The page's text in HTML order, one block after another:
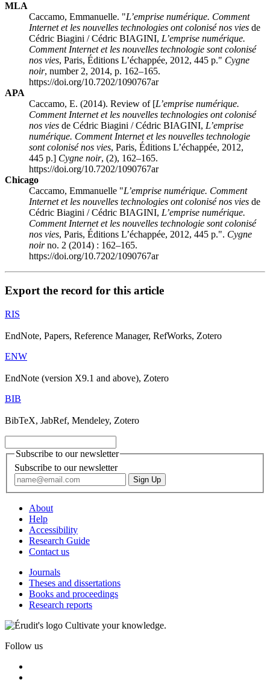
MLA
Caccamo, Emmanuelle. "L’emprise numérique. Comment
Internet et les nouvelles technologies ont colonisé nos vies de
Cédric Biagini / Cédric BIAGINI, L’emprise numérique.
Comment Internet et les nouvelles technologie sont colonisé
nos vies, Paris, Éditions L’échappée, 2012, 445 p." Cygne
noir, number 2, 2014, p. 162–165.
https://doi.org/10.7202/1090767ar
APA
Caccamo, E. (2014). Review of [L’emprise numérique.
Comment Internet et les nouvelles technologies ont colonisé
nos vies de Cédric Biagini / Cédric BIAGINI, L’emprise
numérique. Comment Internet et les nouvelles technologie
sont colonisé nos vies, Paris, Éditions L’échappée, 2012,
445 p.] Cygne noir, (2), 162–165.
https://doi.org/10.7202/1090767ar
Chicago
Caccamo, Emmanuelle "L’emprise numérique. Comment
Internet et les nouvelles technologies ont colonisé nos vies de
Cédric Biagini / Cédric BIAGINI, L’emprise numérique.
Comment Internet et les nouvelles technologie sont colonisé
nos vies, Paris, Éditions L’échappée, 2012, 445 p.". Cygne
noirno. 2 (2014) : 162–165.
https://doi.org/10.7202/1090767ar
Export the record for this article
RIS
EndNote, Papers, Reference Manager, RefWorks, Zotero
ENW
EndNote (version X9.1 and above), Zotero
BIB
BibTeX, JabRef, Mendeley, Zotero
Subscribe to our newsletter
Subscribe to our newsletter
About
Help
Accessibility
Research Guide
Contact us
Journals
Theses and dissertations
Books and proceedings
Research reports
Cultivate your knowledge.
Follow us